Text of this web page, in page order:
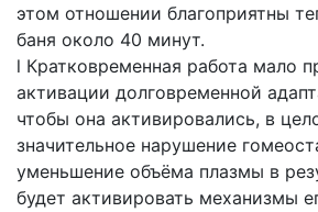
этом отношении благоприятны
баня около 40 минут.
l Кратковременная работа мало
активации долговременной
чтобы она активировались, в
значительное нарушение
уменьшение объёма плазмы в
будет активировать механизмы